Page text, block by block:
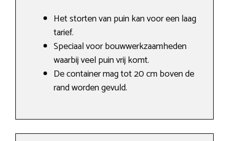
Het storten van puin kan voor een laag
tarief.
Speciaal voor bouwwerkzaamheden
waarbij veel puin vrij komt.
De container mag tot 20 cm boven de
rand worden gevuld.